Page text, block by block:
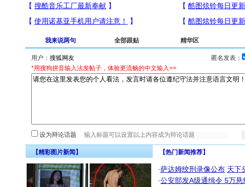
我来说两句 全部跟贴 精华区
用户： 匿名发表：
*用搜狗拼音输入法发帖子，体验更流畅的中文输入>>
设为辩论话题
【精彩图片新闻】 【热门新闻推荐】
·萨达姆绞刑录像公布 天下
·公安部发A级通缉令 5万